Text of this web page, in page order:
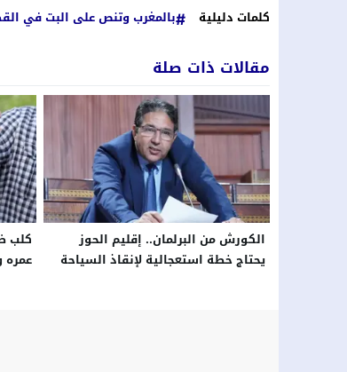
كلمات دليلية
بالمغرب وتنص على البت في
مقالات ذات صلة
الكورش من البرلمان.. إقليم الحوز
يحتاج خطة استعجالية لإنقاذ السياحة
كلب
عمره